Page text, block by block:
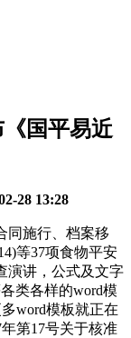
《国平易近
28 13:28
施行、档案移
等37项食物平安
演讲，公式及文字
类各样的word模
word模板就正在
第17号关于核准